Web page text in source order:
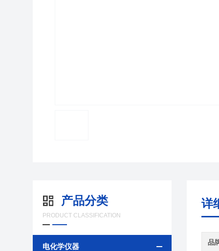
产品分类
PRODUCT CLASSIFICATION
电化学仪器
详
品